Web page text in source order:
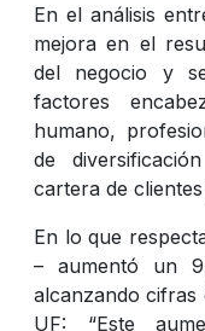
En el análisis
mejora en el
del negocio y
factores
humano,
de
cartera de
En lo que
– aumentó un
alcanzando cifras
UF: “Este